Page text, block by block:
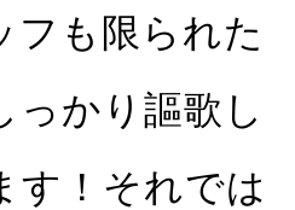
フも限られた
っかり謳歌し
す！それでは